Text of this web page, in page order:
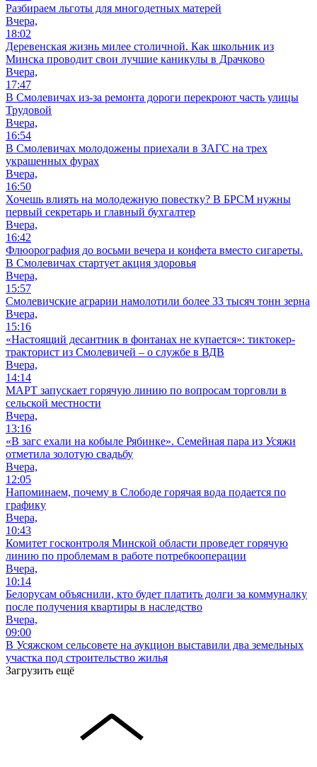
Разбираем льготы для многодетных матерей
Вчера,
18:02
Деревенская жизнь милее столичной. Как школьник из
Минска проводит свои лучшие каникулы в Драчково
Вчера,
17:47
В Смолевичах из-за ремонта дороги перекроют часть улицы
Трудовой
Вчера,
16:54
В Смолевичах молодожены приехали в ЗАГС на трех
украшенных фурах
Вчера,
16:50
Хочешь влиять на молодежную повестку? В БРСМ нужны
первый секретарь и главный бухгалтер
Вчера,
16:42
Флюорография до восьми вечера и конфета вместо сигареты.
В Смолевичах стартует акция здоровья
Вчера,
15:57
Смолевичские аграрии намолотили более 33 тысяч тонн зерна
Вчера,
15:16
«Настоящий десантник в фонтанах не купается»: тиктокер-
тракторист из Смолевичей – о службе в ВДВ
Вчера,
14:14
МАРТ запускает горячую линию по вопросам торговли в
сельской местности
Вчера,
13:16
«В загс ехали на кобыле Рябинке». Семейная пара из Усяжи
отметила золотую свадьбу
Вчера,
12:05
Напоминаем, почему в Слободе горячая вода подается по
графику
Вчера,
10:43
Комитет госконтроля Минской области проведет горячую
линию по проблемам в работе потребкооперации
Вчера,
10:14
Белорусам объяснили, кто будет платить долги за коммуналку
после получения квартиры в наследство
Вчера,
09:00
В Усяжском сельсовете на аукцион выставили два земельных
участка под строительство жилья
Загрузить ещё